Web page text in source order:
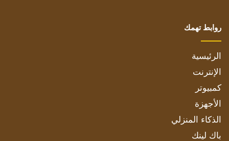
روابط تهمك
الرئيسية
الإنترنت
كمبيوتر
الأجهزة
الذكاء المنزلي
باك لينك